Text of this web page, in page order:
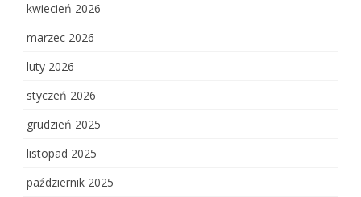
kwiecień 2026
marzec 2026
luty 2026
styczeń 2026
grudzień 2025
listopad 2025
październik 2025